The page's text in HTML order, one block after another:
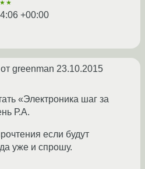
+00:00
от greenman 23.10.2015
«Электроника шаг за
Р.А.
если будут
уже и спрошу.